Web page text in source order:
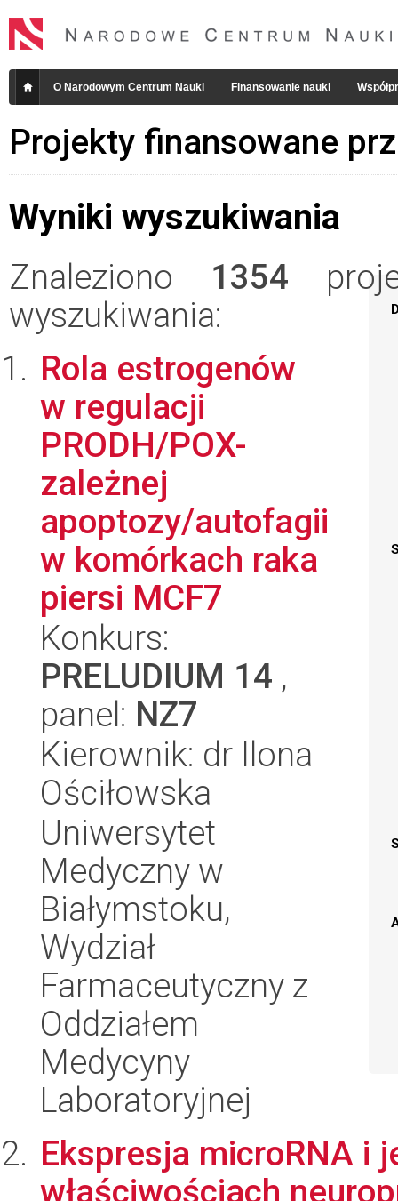
O Narodowym Centrum Nauki Finansowanie nauki
Projekty finansowane
Wyniki wyszukiwania
Znaleziono 1354
wyszukiwania:
Rola estrogenów
w regulacji
PRODH/POX-
zależnej
apoptozy/autofagii
w komórkach raka
piersi MCF7
Konkurs:
PRELUDIUM 14 ,
panel: NZ7
Kierownik: dr Ilona
Ościłowska
Uniwersytet
Medyczny w
Białymstoku,
Wydział
Farmaceutyczny z
Oddziałem
Medycyny
Laboratoryjnej
Ekspresja microRNA i
właściwościach